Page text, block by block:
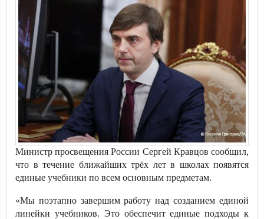
Министр просвещения России Сергей Кравцов сообщил,
что в течение ближайших трёх лет в школах появятся
единые учебники по всем основным предметам.
«Мы поэтапно завершим работу над созданием единой
линейки учебников. Это обеспечит единые подходы к